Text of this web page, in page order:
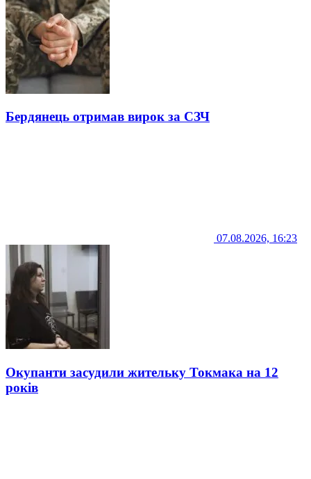
Бердянець отримав вирок за СЗЧ
07.08.2026, 16:23
Окупанти засудили жительку Токмака на 12
років